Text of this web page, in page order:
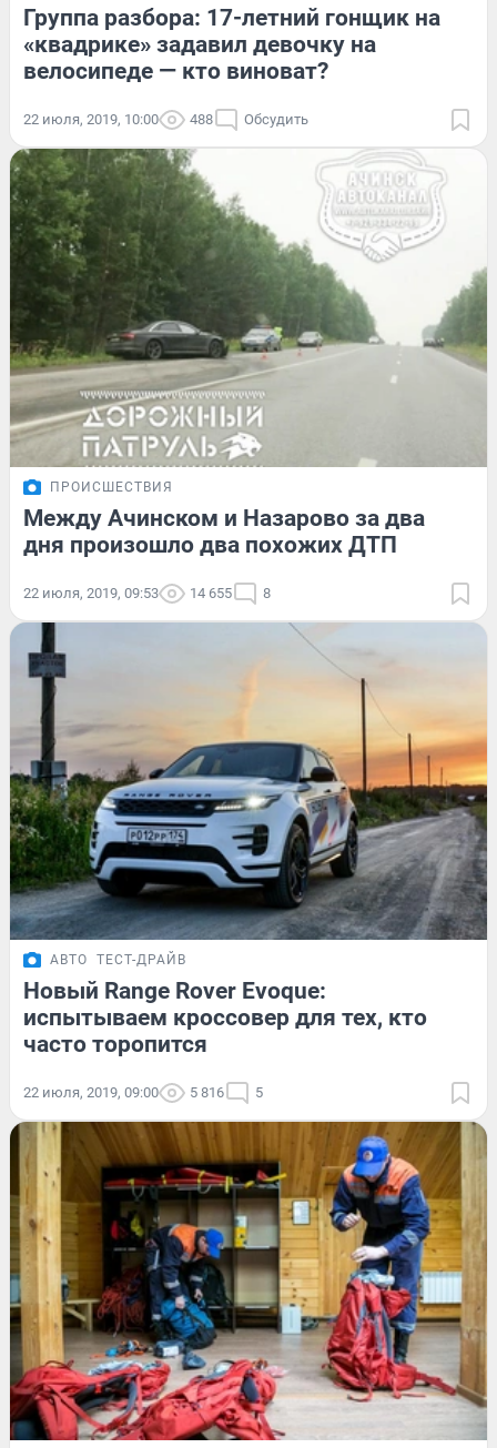
Группа разбора: 17-летний гонщик на
«квадрике» задавил девочку на
велосипеде — кто виноват?
22 июля, 2019, 10:00 488 Обсудить
ПРОИСШЕСТВИЯ
Между Ачинском и Назарово за два
дня произошло два похожих ДТП
22 июля, 2019, 09:53 14 655 8
АВТО ТЕСТ-ДРАЙВ
Новый Range Rover Evoque:
испытываем кроссовер для тех, кто
часто торопится
22 июля, 2019, 09:00 5 816 5